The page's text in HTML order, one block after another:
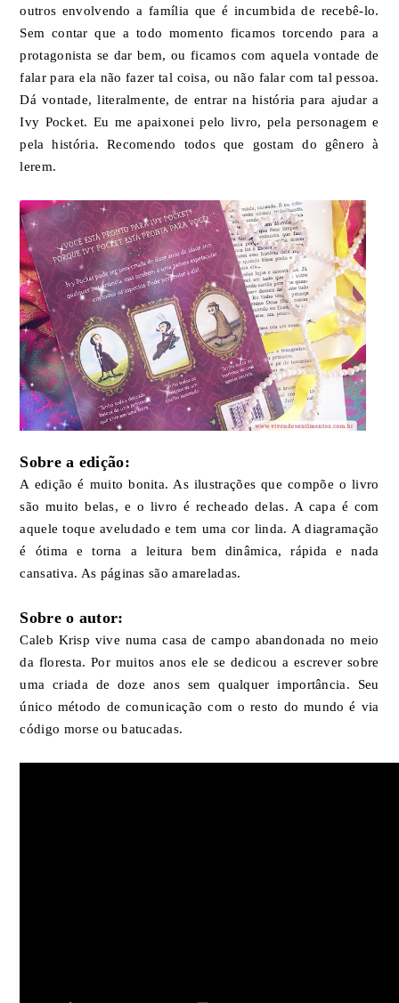
outros envolvendo a família que é incumbida de recebê-lo.
Sem contar que a todo momento ficamos torcendo para a
protagonista se dar bem, ou ficamos com aquela vontade de
falar para ela não fazer tal coisa, ou não falar com tal pessoa.
Dá vontade, literalmente, de entrar na história para ajudar a
Ivy Pocket. Eu me apaixonei pelo livro, pela personagem e
pela história. Recomendo todos que gostam do gênero à
lerem.
Sobre a edição:
A edição é muito bonita. As ilustrações que compõe o livro
são muito belas, e o livro é recheado delas. A capa é com
aquele toque aveludado e tem uma cor linda. A diagramação
é ótima e torna a leitura bem dinâmica, rápida e nada
cansativa. As páginas são amareladas.
Sobre o autor:
Caleb Krisp vive numa casa de campo abandonada no meio
da floresta. Por muitos anos ele se dedicou a escrever sobre
uma criada de doze anos sem qualquer importância. Seu
único método de comunicação com o resto do mundo é via
código morse ou batucadas.